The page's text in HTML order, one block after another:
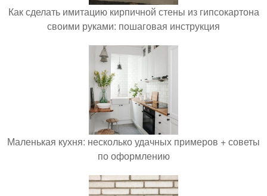
Как сделать имитацию кирпичной стены из гипсокартона
своими руками: пошаговая инструкция
Маленькая кухня: несколько удачных примеров + советы
по оформлению